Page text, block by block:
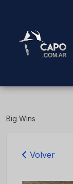
Big Wins
Volver